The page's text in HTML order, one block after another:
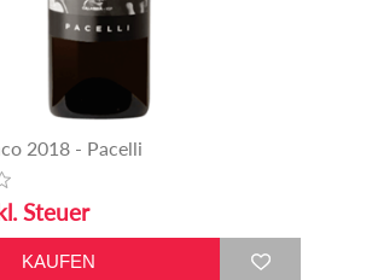
2018 - Pacelli
Steuer